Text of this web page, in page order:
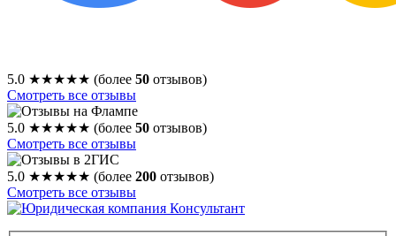
5.0 ★★★★★ (более 50 отзывов)
Смотреть все отзывы
5.0 ★★★★★ (более 50 отзывов)
Смотреть все отзывы
5.0 ★★★★★ (более 200 отзывов)
Смотреть все отзывы